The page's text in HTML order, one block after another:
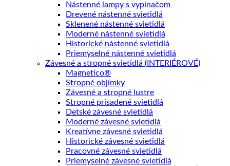
Nástenné lampy s vypínačom
Drevené nástenné svietidlá
Sklenené nástenné svietidlá
Moderné nástenné svietidlá
Historické nástenné svietidlá
Priemyselné nástenné svietidlá
Závesné a stropné svietidlá (INTERIÉROVÉ)
Magnetico®
Stropné objímky
Závesné a stropné lustre
Stropné prisadené svietidlá
Detské závesné svietidlá
Moderné závesné svietidlá
Kreatívne závesné svietidlá
Historické závesné svietidlá
Pracovné závesné svietidlá
Priemyselné závesné svietidlá